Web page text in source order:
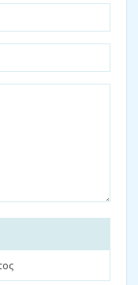
a very small
to find out; 1) what
build and, 2) how
πληροφορίες που